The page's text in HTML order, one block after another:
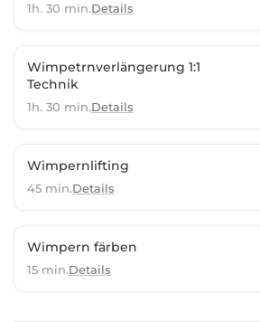
1h. 30 min.Details
Wimpetrnverlängerung 1:1
Technik
1h. 30 min.Details
Wimpernlifting
45 min.Details
Wimpern färben
15 min.Details